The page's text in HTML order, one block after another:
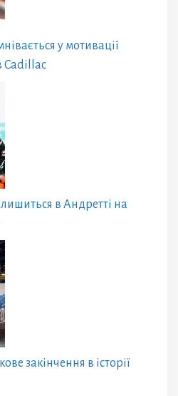
у мотивації
Cadillac
в Андретті на
закінчення в історії